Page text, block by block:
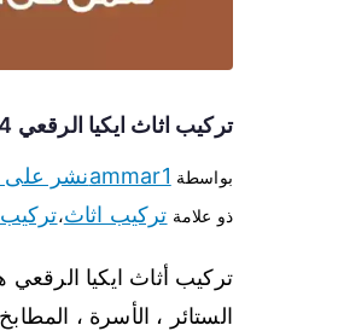
تركيب اثاث ايكيا الرقعي 52227344 نجار فك وتركيب أثاث ايكيا
بواسطة ammar1نشر على
ذو علامة تركيب اثاث،تركيب
تركيب أثاث ايكيا الرقعي
الستائر ، الأسرة ،